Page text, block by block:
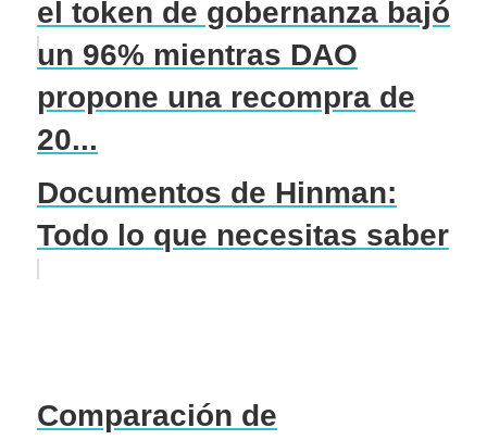
el token de gobernanza bajó
un 96% mientras DAO
propone una recompra de
20...
Documentos de Hinman:
Todo lo que necesitas saber
Comparación de